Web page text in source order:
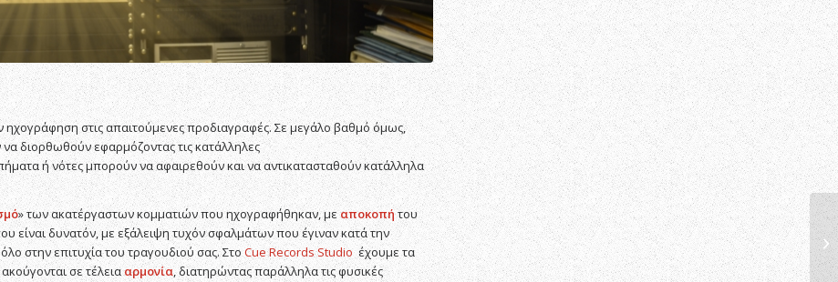
ηχογράφηση στις απαιτούμενες προδιαγραφές. Σε μεγάλο βαθμό όμως,
διορθωθούν εφαρμόζοντας τις κατάλληλες
ή νότες μπορούν να αφαιρεθούν και να αντικατασταθούν κατάλληλα
» των ακατέργαστων κομματιών που ηχογραφήθηκαν, με αποκοπήτου
είναι δυνατόν, με εξάλειψη τυχόν σφαλμάτων που έγιναν κατά την
στην επιτυχία του τραγουδιού σας. Στο Cue Records Studioέχουμε τα
σε τέλειααρμονία , διατηρώντας παράλληλα τις φυσικές